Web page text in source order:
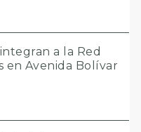
a la Red
en Avenida Bolívar